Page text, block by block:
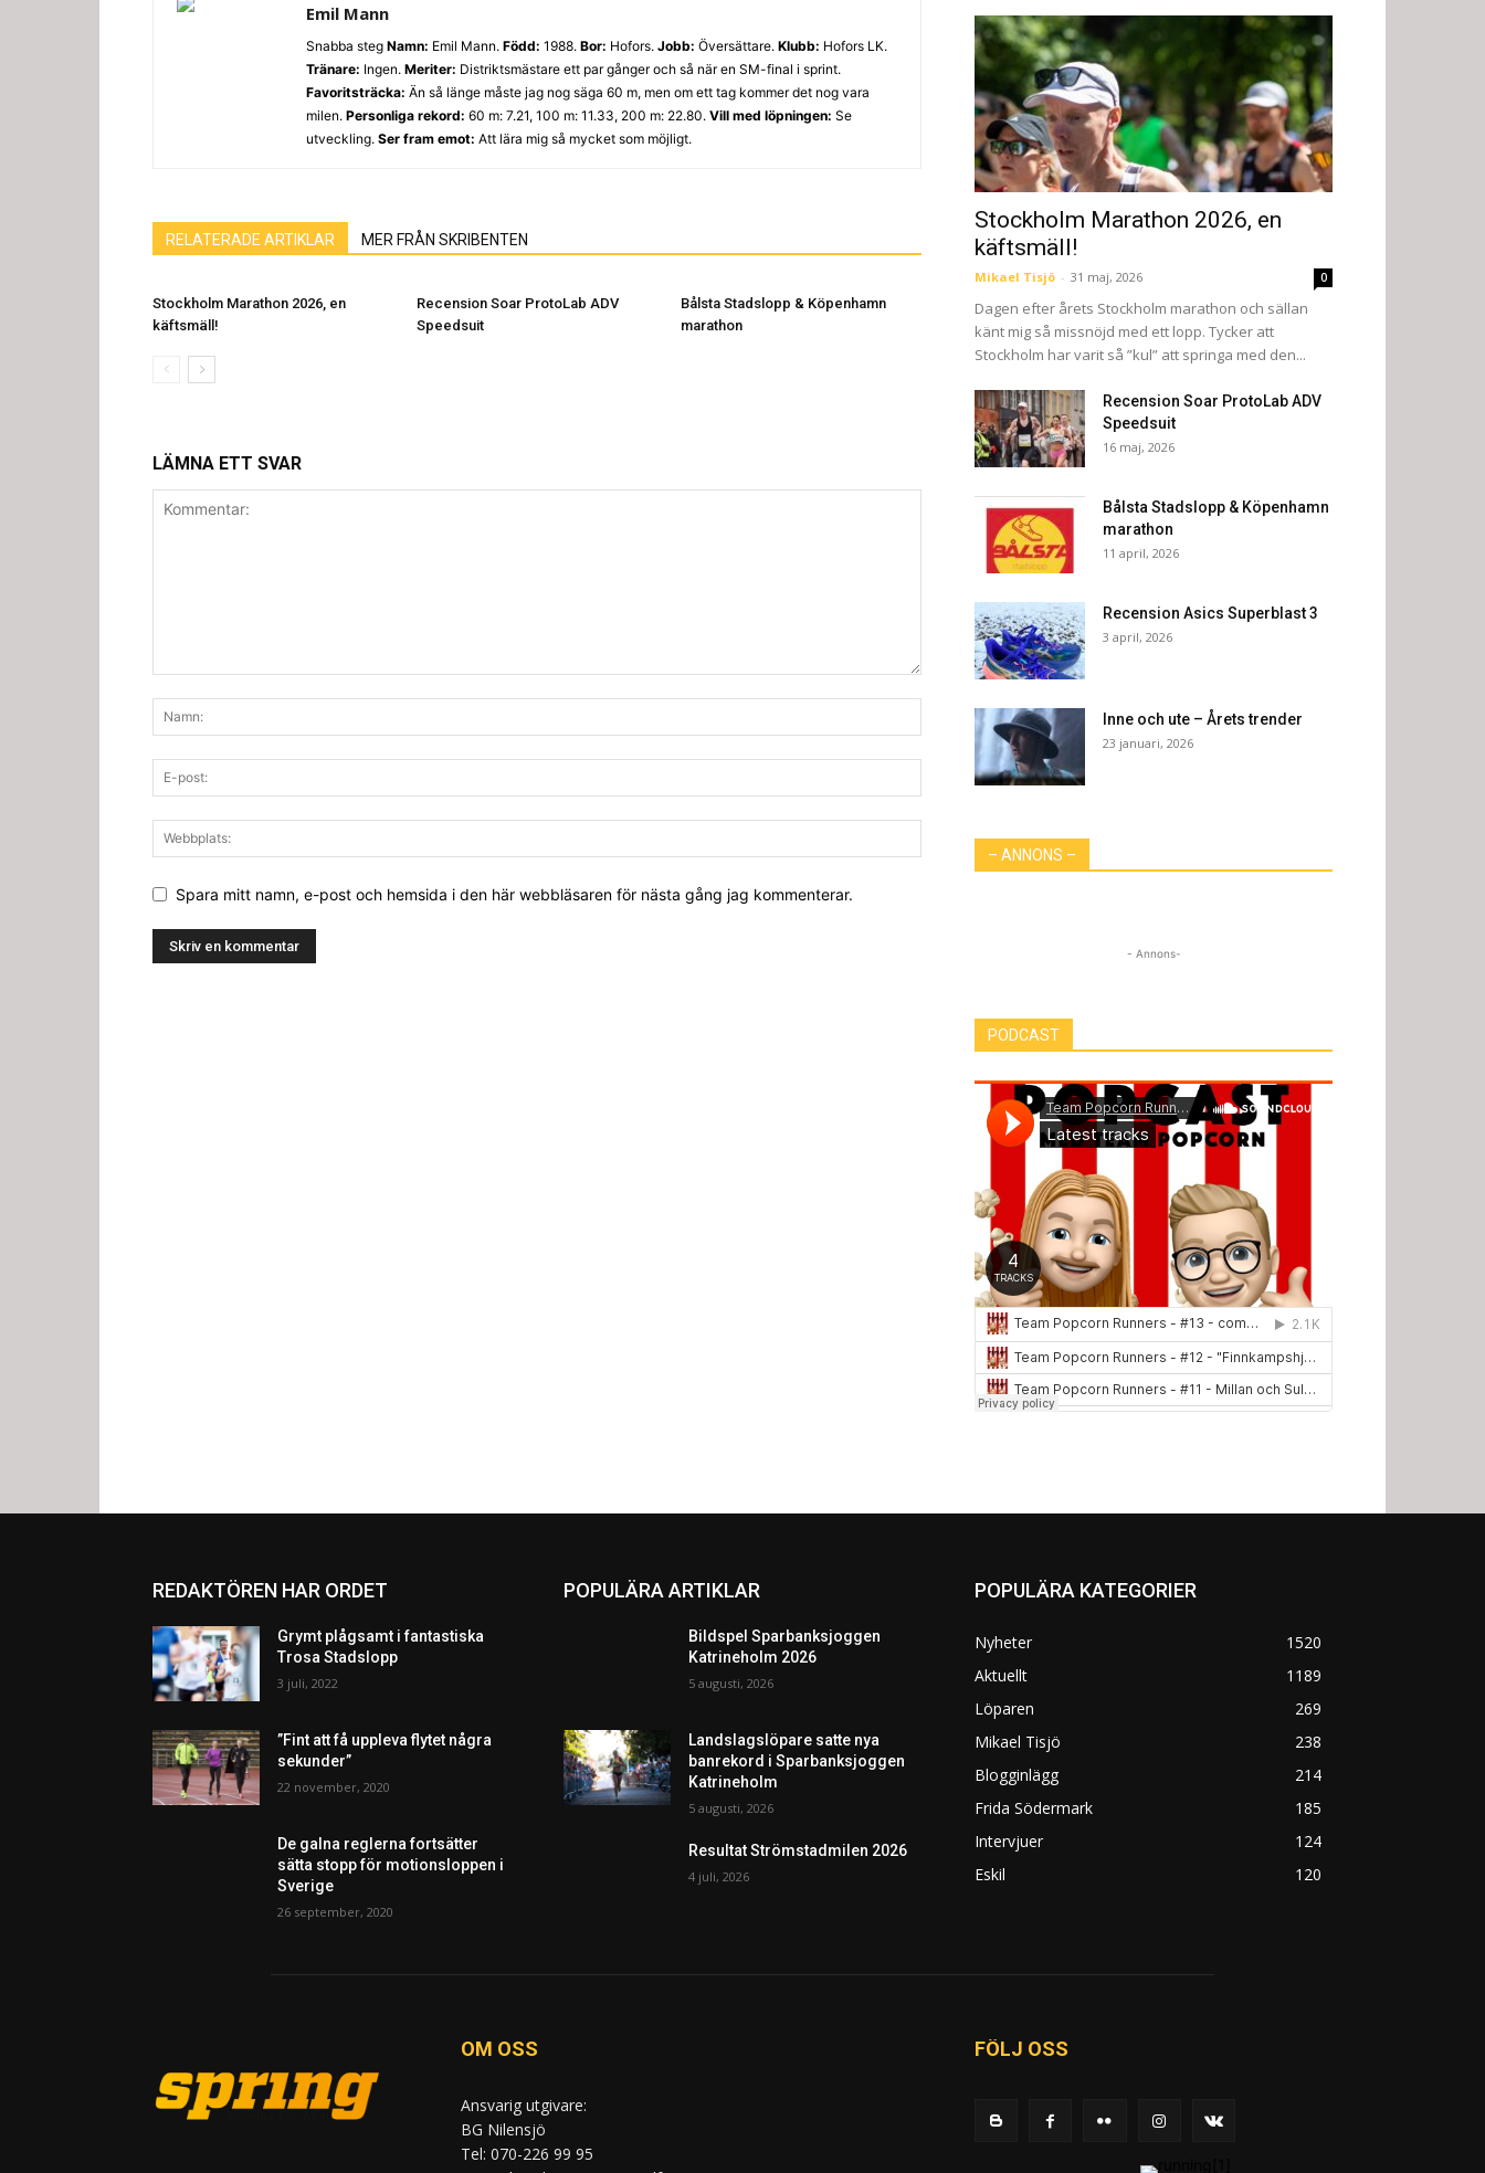
Emil Mann
Snabba steg Namn: Emil Mann. Född: 1988. Bor: Hofors. Jobb: Översättare. Klubb: Hofors LK.
Tränare: Ingen. Meriter: Distriktsmästare ett par gånger och så när en SM-final i sprint.
Favoritsträcka: Än så länge måste jag nog säga 60 m, men om ett tag kommer det nog vara
milen. Personliga rekord: 60 m: 7.21, 100 m: 11.33, 200 m: 22.80. Vill med löpningen: Se
utveckling. Ser fram emot: Att lära mig så mycket som möjligt.
RELATERADE ARTIKLAR MER FRÅN SKRIBENTEN
Stockholm Marathon 2026, en
käftsmäll!
Recension Soar ProtoLab ADV
Speedsuit
Bålsta Stadslopp & Köpenhamn
marathon
LÄMNA ETT SVAR
Spara mitt namn, e-post och hemsida i den här webbläsaren för nästa gång jag kommenterar.
Stockholm Marathon 2026, en
käftsmäll!
Mikael Tisjö - 31 maj, 2026 0
Dagen efter årets Stockholm marathon och sällan
känt mig så missnöjd med ett lopp. Tycker att
Stockholm har varit så ”kul” att springa med den...
Recension Soar ProtoLab ADV
Speedsuit
16 maj, 2026
Bålsta Stadslopp & Köpenhamn
marathon
11 april, 2026
Recension Asics Superblast 3
3 april, 2026
Inne och ute – Årets trender
23 januari, 2026
– ANNONS –
- Annons-
PODCAST
REDAKTÖREN HAR ORDET
Grymt plågsamt i fantastiska
Trosa Stadslopp
3 juli, 2022
”Fint att få uppleva flytet några
sekunder”
22 november, 2020
De galna reglerna fortsätter
sätta stopp för motionsloppen i
Sverige
26 september, 2020
POPULÄRA ARTIKLAR
Bildspel Sparbanksjoggen
Katrineholm 2026
5 augusti, 2026
Landslagslöpare satte nya
banrekord i Sparbanksjoggen
Katrineholm
5 augusti, 2026
Resultat Strömstadmilen 2026
4 juli, 2026
POPULÄRA KATEGORIER
Nyheter
1520
Aktuellt
1189
Löparen
269
Mikael Tisjö
238
Blogginlägg
214
Frida Södermark
185
Intervjuer
124
Eskil
120
OM OSS
Ansvarig utgivare:
BG Nilensjö
Tel: 070-226 99 95
FÖLJ OSS